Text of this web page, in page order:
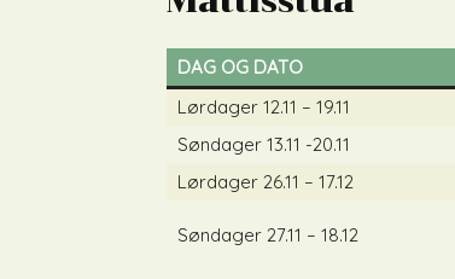
DAG OG DATO
Lørdager 12.11 – 19.11
Søndager 13.11 -20.11
Lørdager 26.11 – 17.12
Søndager 27.11 – 18.12